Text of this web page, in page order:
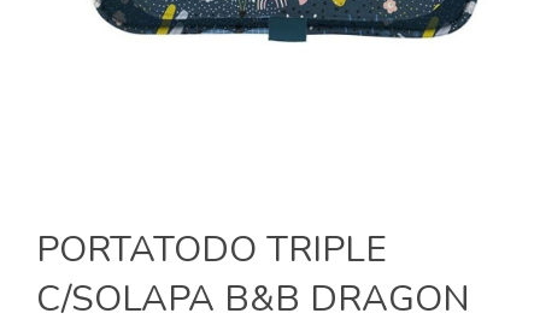
PORTATODO TRIPLE
C/SOLAPA B&B DRAGON